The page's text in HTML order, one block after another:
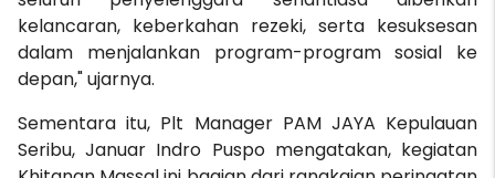
kelancaran, keberkahan rezeki, serta kesuksesan
dalam menjalankan program-program sosial ke
depan," ujarnya.
Sementara itu, Plt Manager PAM JAYA Kepulauan
Seribu, Januar Indro Puspo mengatakan, kegiatan